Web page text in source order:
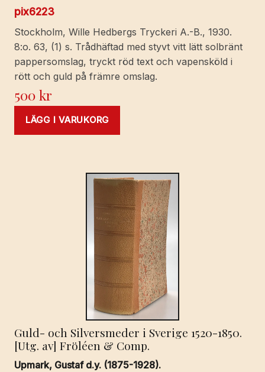
pix6223
Stockholm, Wille Hedbergs Tryckeri A.-B., 1930.
8:o. 63, (1) s. Trådhäftad med styvt vitt lätt solbränt
pappersomslag, tryckt röd text och vapensköld i
rött och guld på främre omslag.
500kr
LÄGG I VARUKORG
Guld- och Silversmeder i Sverige 1520-1850.
[Utg. av] Fröléen & Comp.
Upmark, Gustaf d.y. (1875-1928).